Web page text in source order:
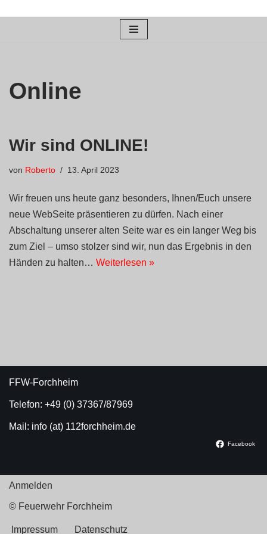
Online
Wir sind ONLINE!
von Roberto 13. April 2023
Wir freuen uns heute ganz besonders, Ihnen/Euch unsere
neue WebSeite präsentieren zu dürfen. Nach einer
Abschaltung unserer alten Seite war es ein langer Weg bis
zum Ziel – umso stolzer sind wir, nun das Ergebnis in den
Händen zu halten… Weiterlesen »
FFW-Forchheim
Telefon: +49 (0) 37367/87969
Mail: info (at) 112forchheim.de
Facebook
Anmelden
© Feuerwehr Forchheim
Impressum Datenschutz